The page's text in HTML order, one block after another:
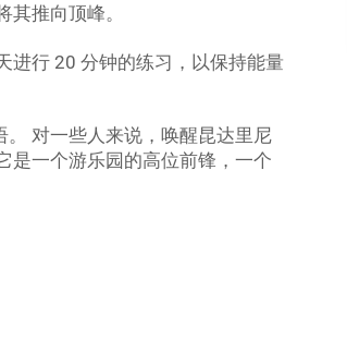
推向顶峰。
进行 20 分钟的练习，以保持能量
对一些人来说，唤醒昆达里尼
是一个游乐园的高位前锋，一个